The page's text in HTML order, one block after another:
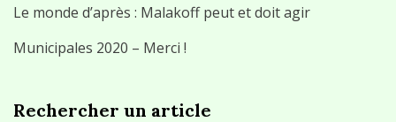
Le monde d’après : Malakoff peut et doit agir
Municipales 2020 – Merci !
Rechercher un article